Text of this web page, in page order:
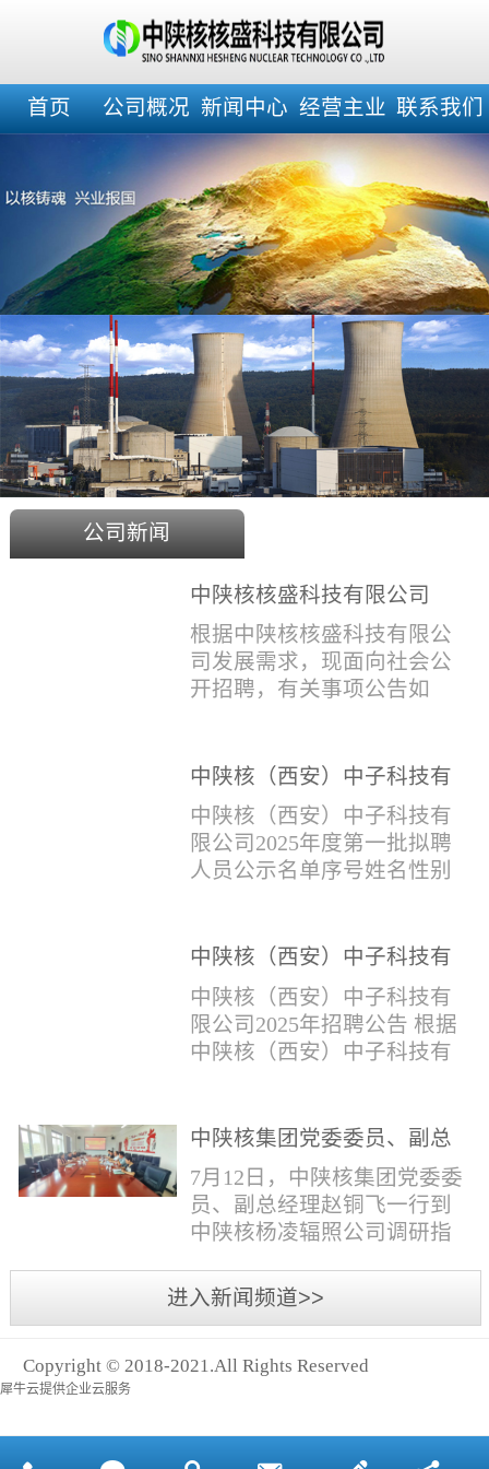
首页 公司概况 新闻中心 经营主业 联系我们
公司新闻
中陕核核盛科技有限公司
2025年度招聘公告
根据中陕核核盛科技有限公
司发展需求，现面向社会公
开招聘，有关事项公告如
会招聘：面向社会招聘，同
等条件下集团内部员工优
先。（2）应届生招聘：国家
计划内统一招收的全日制院
校应届毕业生，重点院校应
登记表》(见附件2）并如实
填写。并将《应聘人员登记
表》和本人学历学位证书和
相关证件扫描件发送至报名
中陕核（西安）中子科技有
限公司2025年度第一批拟聘
人员公示名单
中陕核（西安）中子科技有
限公司2025年度第一批拟聘
人员公示名单序号姓名性别
本科西安石油大学测控技术
月本科西安石油大学通信工
程社招3王小明男1981年11月
本科西安石油大学测控技术
子工程社招5何晔女1979年10
月本科西安财经学院工商管
理社招6张柳怡女1998...
中陕核（西安）中子科技有
限公司2025年招聘公告
中陕核（西安）中子科技有
限公司2025年招聘公告 根据
中陕核（西安）中子科技有
如下：一、招聘岗位及人数
见附件1二、招聘范围（1）
社会招聘：面向社会招聘。
（2）应届生招聘：国家计划
内统一招收的全日制院校应
届毕业生，重点院校应届毕
业生优先；回国一年内取得
国家教育部出具的学历（学
三、招聘流程（一）个人报
中陕核集团党委委员、副总
经理赵铜飞一行到中陕核杨
凌辐照公司调研指导工作
7月12日，中陕核集团党委委
员、副总经理赵铜飞一行到
中陕核杨凌辐照公司调研指
息部部长赵磊，中陕核核盛
公司执行董事张鹏，核盛公
执行董事李奎等陪同调研。
进入新闻频道>>
Copyright © 2018-2021.All Rights Reserved
犀牛云提供企业云服务